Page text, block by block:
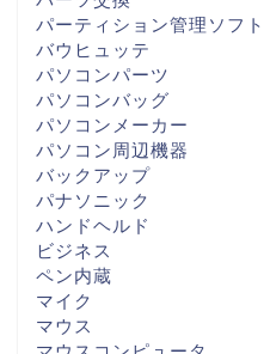
パーティション管理ソフト
バウヒュッテ
パソコンパーツ
パソコンバッグ
パソコンメーカー
パソコン周辺機器
バックアップ
パナソニック
ハンドヘルド
ビジネス
ペン内蔵
マイク
マウス